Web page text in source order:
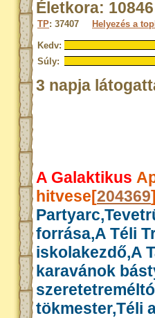
Életkora:
TP: 37407 Helyezés a
Kedv:
Súly:
3 napja
A Galaktikus
hitvese[204369]
forrása,A Téli
iskolakezdő,A
karavánok
tökmester,Téli